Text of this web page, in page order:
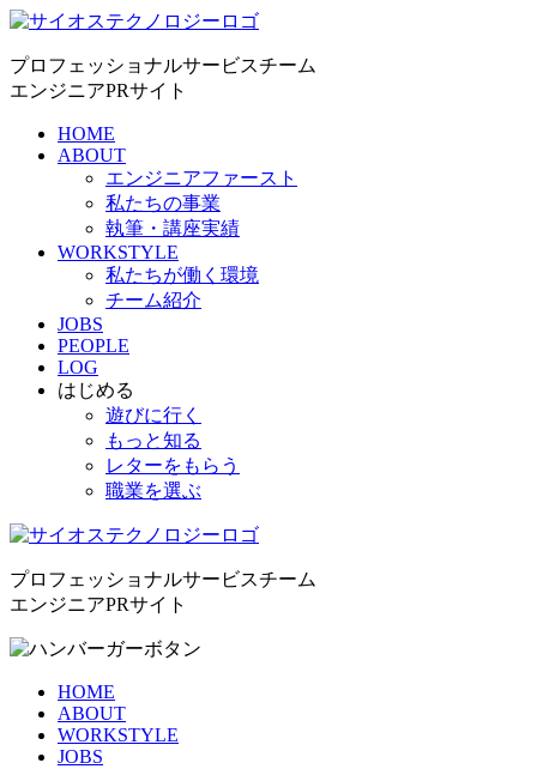
プロフェッショナルサービスチーム
エンジニアPRサイト
HOME
ABOUT
エンジニアファースト
私たちの事業
執筆・講座実績
WORKSTYLE
私たちが働く環境
チーム紹介
JOBS
PEOPLE
LOG
はじめる
遊びに行く
もっと知る
レターをもらう
職業を選ぶ
プロフェッショナルサービスチーム
エンジニアPRサイト
HOME
ABOUT
WORKSTYLE
JOBS